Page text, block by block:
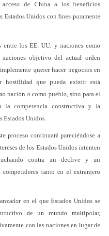
de China a los beneficios
Estados Unidos con fines puramente
entre los EE. UU. y naciones como
objetivo del actual orden
querer hacer negocios en
hostilidad que pueda existir está
nación o como pueblo, sino para el
la competencia constructiva y la
Estados Unidos.
proceso continuará pareciéndose a
de los Estados Unidos intenten
contra un declive y un
tanto en el extranjero
en el que Estados Unidos se
de un mundo multipolar,
con las naciones en lugar de